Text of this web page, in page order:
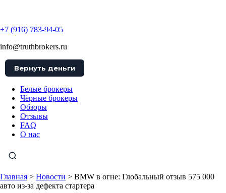
+7 (916) 783-94-05
info@truthbrokers.ru
Вернуть деньги
Белые брокеры
Чёрные брокеры
Обзоры
Отзывы
FAQ
О нас
Главная > Новости > BMW в огне: Глобальный отзыв 575 000
авто из-за дефекта стартера